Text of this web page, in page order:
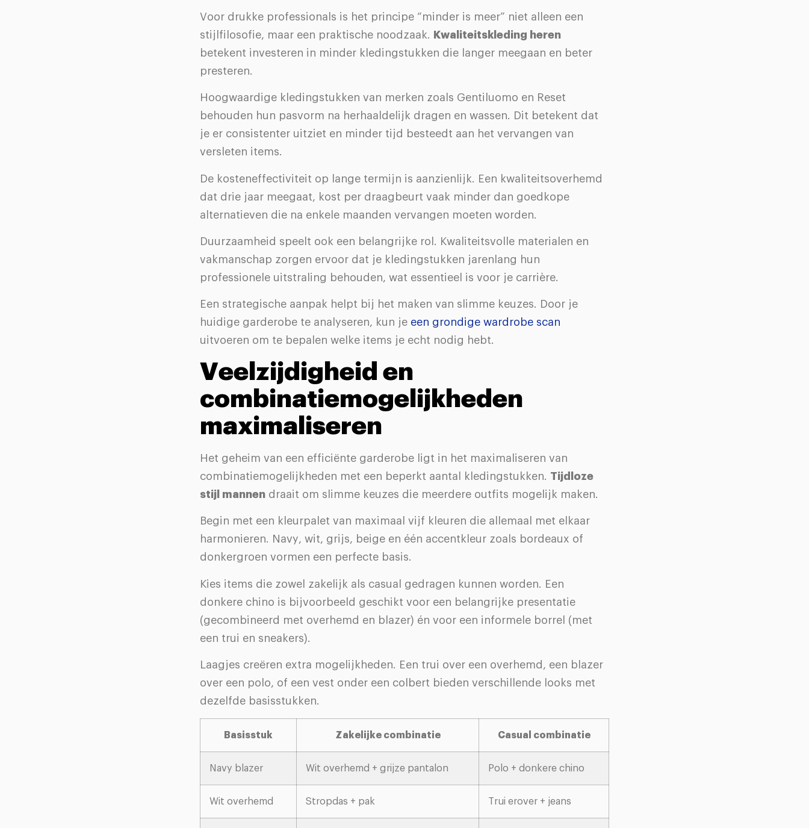
Voor drukke professionals is het principe “minder is meer” niet alleen een
stijlfilosofie, maar een praktische noodzaak.
Kwaliteitskleding heren
betekent investeren in minder kledingstukken die langer meegaan en beter
presteren.
Hoogwaardige kledingstukken van merken zoals Gentiluomo en Reset
behouden hun pasvorm na herhaaldelijk dragen en wassen. Dit betekent dat
je er consistenter uitziet en minder tijd besteedt aan het vervangen van
versleten items.
De kosteneffectiviteit op lange termijn is aanzienlijk. Een kwaliteitsoverhemd
dat drie jaar meegaat, kost per draagbeurt vaak minder dan goedkope
alternatieven die na enkele maanden vervangen moeten worden.
Duurzaamheid speelt ook een belangrijke rol. Kwaliteitsvolle materialen en
vakmanschap zorgen ervoor dat je kledingstukken jarenlang hun
professionele uitstraling behouden, wat essentieel is voor je carrière.
Een strategische aanpak helpt bij het maken van slimme keuzes. Door je
huidige garderobe te analyseren, kun je een grondige wardrobe scan
uitvoeren om te bepalen welke items je echt nodig hebt.
Veelzijdigheid en
combinatiemogelijkheden
maximaliseren
Het geheim van een efficiënte garderobe ligt in het maximaliseren van
combinatiemogelijkheden met een beperkt aantal kledingstukken. Tijdloze
stijl mannen draait om slimme keuzes die meerdere outfits mogelijk maken.
Begin met een kleurpalet van maximaal vijf kleuren die allemaal met elkaar
harmonieren. Navy, wit, grijs, beige en één accentkleur zoals bordeaux of
donkergroen vormen een perfecte basis.
Kies items die zowel zakelijk als casual gedragen kunnen worden. Een
donkere chino is bijvoorbeeld geschikt voor een belangrijke presentatie
(gecombineerd met overhemd en blazer) én voor een informele borrel (met
een trui en sneakers).
Laagjes creëren extra mogelijkheden. Een trui over een overhemd, een blazer
over een polo, of een vest onder een colbert bieden verschillende looks met
dezelfde basisstukken.
Basisstuk Zakelijke combinatie Casual combinatie
Navy blazer Wit overhemd + grijze pantalon Polo + donkere chino
Wit overhemd Stropdas + pak Trui erover + jeans